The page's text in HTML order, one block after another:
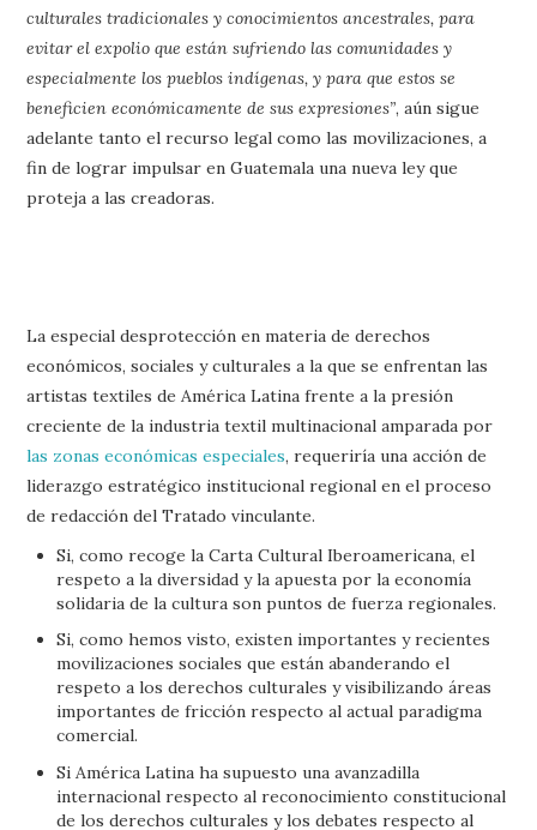
culturales tradicionales y conocimientos ancestrales, para
evitar el expolio que están sufriendo las comunidades y
especialmente los pueblos indígenas, y para que estos se
beneficien económicamente de sus expresiones”, aún sigue
adelante tanto el recurso legal como las movilizaciones, a
fin de lograr impulsar en Guatemala una nueva ley que
proteja a las creadoras.
La especial desprotección en materia de derechos
económicos, sociales y culturales a la que se enfrentan las
artistas textiles de América Latina frente a la presión
creciente de la industria textil multinacional amparada por
las zonas económicas especiales, requeriría una acción de
liderazgo estratégico institucional regional en el proceso
de redacción del Tratado vinculante.
Si, como recoge la Carta Cultural Iberoamericana, el
respeto a la diversidad y la apuesta por la economía
solidaria de la cultura son puntos de fuerza regionales.
Si, como hemos visto, existen importantes y recientes
movilizaciones sociales que están abanderando el
respeto a los derechos culturales y visibilizando áreas
importantes de fricción respecto al actual paradigma
comercial.
Si América Latina ha supuesto una avanzadilla
internacional respecto al reconocimiento constitucional
de los derechos culturales y los debates respecto al